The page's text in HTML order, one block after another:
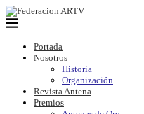
Portada
Nosotros
Historia
Organización
Revista Antena
Premios